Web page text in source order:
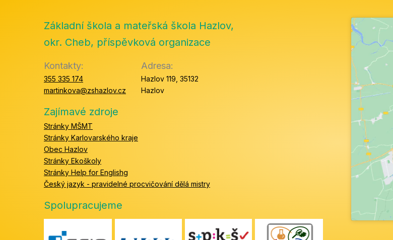
Základní škola a mateřská škola Hazlov,
okr. Cheb, příspěvková organizace
Kontakty:
355 335 174
martinkova@zshazlov.cz
Adresa:
Hazlov 119, 35132
Hazlov
Zajímavé zdroje
Stránky MŠMT
Stránky Karlovarského kraje
Obec Hazlov
Stránky Ekoškoly
Stránky Help for Englishg
Český jazyk - pravidelné procvičování dělá mistry
Spolupracujeme